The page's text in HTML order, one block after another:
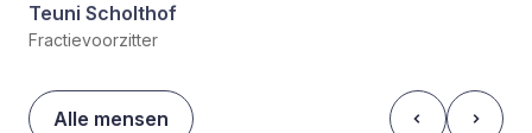
Teuni Scholthof
Fractievoorzitter
Alle mensen